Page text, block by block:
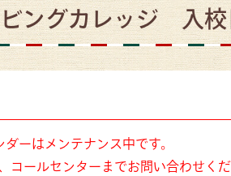
ングカレッジ 入
ーはメンテナンス中です。
コールセンターまでお問い合わせくだ